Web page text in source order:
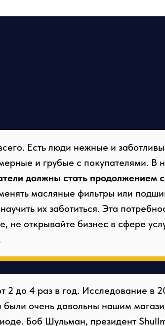
менять масляные фильтры
Есть люди нежные и
и грубые с покупателями. В
должны стать продолжением
масляные фильтры или
их заботиться. Эта
не открывайте бизнес в сфере
до 4 раз в год. Исследование в
были очень довольны нашим
Боб Шульман, президент